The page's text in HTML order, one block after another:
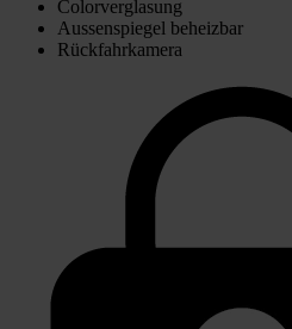
Colorverglasung
Aussenspiegel beheizbar
Rückfahrkamera